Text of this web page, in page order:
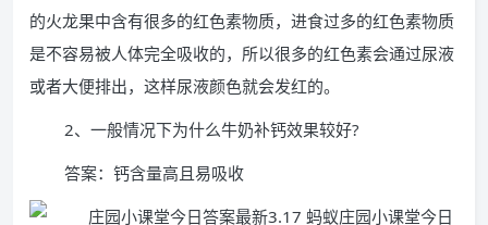
的火龙果中含有很多的红色素物质，进食过多的红色素物质
是不容易被人体完全吸收的，所以很多的红色素会通过尿液
或者大便排出，这样尿液颜色就会发红的。
2、一般情况下为什么牛奶补钙效果较好?
答案：钙含量高且易吸收